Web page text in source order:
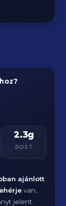
2.3g
ROST
ajánlott
van,
jelent.